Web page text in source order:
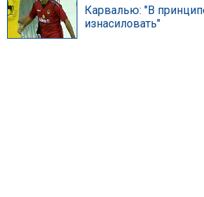
Карвалью: "В
изнасиловать"